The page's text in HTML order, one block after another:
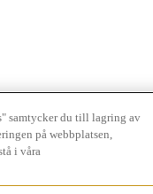
samtycker du till lagring av
på webbplatsen,
i våra